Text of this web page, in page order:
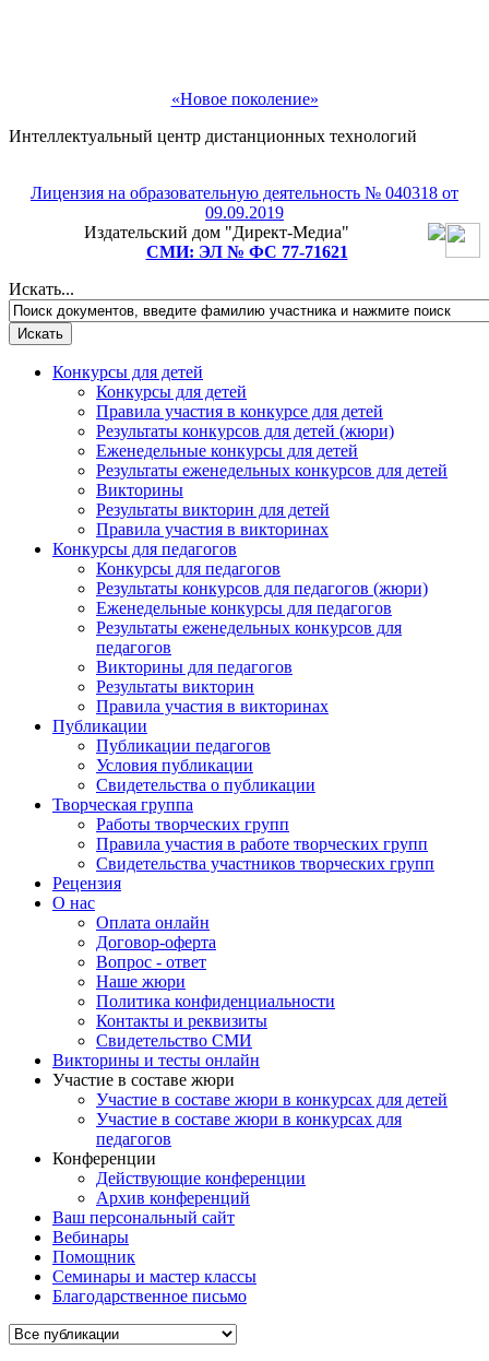
«Новое поколение»
Интеллектуальный центр дистанционных технологий
Лицензия на образовательную деятельность № 040318 от
09.09.2019
Издательский дом "Директ-Медиа"
СМИ: ЭЛ № ФС 77-71621
Искать...
Конкурсы для детей
Конкурсы для детей
Правила участия в конкурсе для детей
Результаты конкурсов для детей (жюри)
Еженедельные конкурсы для детей
Результаты еженедельных конкурсов для детей
Викторины
Результаты викторин для детей
Правила участия в викторинах
Конкурсы для педагогов
Конкурсы для педагогов
Результаты конкурсов для педагогов (жюри)
Еженедельные конкурсы для педагогов
Результаты еженедельных конкурсов для
педагогов
Викторины для педагогов
Результаты викторин
Правила участия в викторинах
Публикации
Публикации педагогов
Условия публикации
Свидетельства о публикации
Творческая группа
Работы творческих групп
Правила участия в работе творческих групп
Свидетельства участников творческих групп
Рецензия
О нас
Оплата онлайн
Договор-оферта
Вопрос - ответ
Наше жюри
Политика конфиденциальности
Контакты и реквизиты
Свидетельство СМИ
Викторины и тесты онлайн
Участие в составе жюри
Участие в составе жюри в конкурсах для детей
Участие в составе жюри в конкурсах для
педагогов
Конференции
Действующие конференции
Архив конференций
Ваш персональный сайт
Вебинары
Помощник
Семинары и мастер классы
Благодарственное письмо